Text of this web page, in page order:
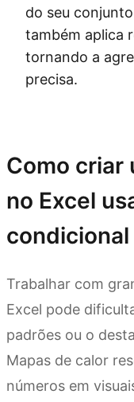
do seu
também aplica
tornando a
precisa.
Como criar
no Excel
condicional
Trabalhar com
Excel pode
padrões ou o
Mapas de calor
números em